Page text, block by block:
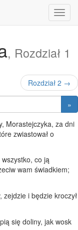
, Rozdział 1
Rozdział 2 →
»
Morastejczyka, za dni
zwiastował o
co ją
wam świadkiem;
zejdzie i będzie kroczył
się doliny, jak wosk